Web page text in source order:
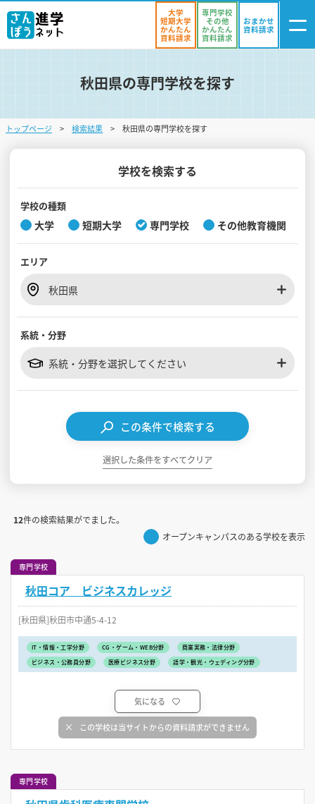
ログイン
・登録
気になる
学校を探す
オープンキャンパスを探す
入試・受験入門
見学会WEB手引書
大学
短期大学
かんたん
資料請求
専門学校
その他
かんたん
資料請求
おまかせ
資料請求
秋田県の専門学校を探す
トップページ 検索結果 秋田県の専門学校を探す
学校を検索する
学校の種類
大学 短期大学 専門学校 その他教育機関
エリア
秋田県
系統・分野
系統・分野を選択してください
この条件で検索する
選択した条件をすべてクリア
12件の検索結果がでました。
オープンキャンパスのある学校を表示
専門学校
秋田コア ビジネスカレッジ
[秋田県]秋田市中通5-4-12
IT・情報・工学分野 CG・ゲーム・WEB分野
商業実務・法律分野
ビジネス・公務員分野
医療ビジネス分野 語学・観光・ウェディング分野
気になる
この学校は当サイトからの資料請求ができません
専門学校